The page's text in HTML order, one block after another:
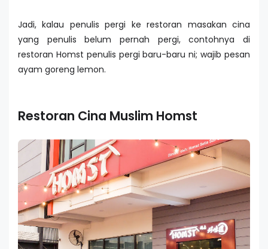
Jadi, kalau penulis pergi ke restoran masakan cina
yang penulis belum pernah pergi, contohnya di
restoran Homst penulis pergi baru-baru ni; wajib pesan
ayam goreng lemon.
Restoran Cina Muslim Homst